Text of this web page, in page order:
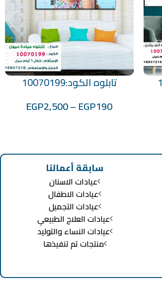
تحديد أحد الخيارات
تابلوه الكود:10070199
EGP190
–
EGP2,500
سابقة أعمالنا
عيادات الاسنان
عيادات الاطفال
عيادات التجميل
عيادات العلاج الطبيعي
عيادات النساء والتوليد
منتجات تم تنفيذها